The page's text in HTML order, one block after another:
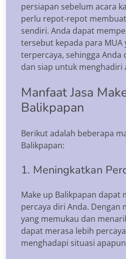
persiapan sebelum acara
perlu repot-repot
sendiri. Anda dapat
tersebut kepada para MUA
terpercaya, sehingga Anda
dan siap untuk menghadiri
Manfaat Jasa
Balikpapan
Berikut adalah beberapa
Balikpapan:
1. Meningkatkan
Make up Balikpapan dapat
percaya diri Anda. Dengan
yang memukau dan
dapat merasa lebih
menghadapi situasi